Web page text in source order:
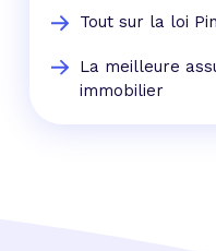
Tout sur la loi
La meilleure
immobilier